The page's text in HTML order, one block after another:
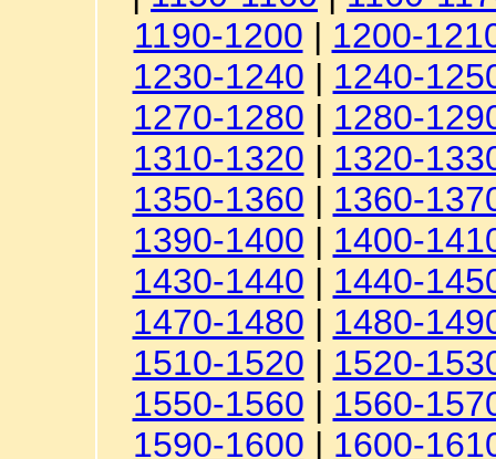
1190-1200 | 1200-
1230-1240 | 1240-
1270-1280 | 1280-
1310-1320 | 1320-
1350-1360 | 1360-
1390-1400 | 1400-
1430-1440 | 1440-
1470-1480 | 1480-
1510-1520 | 1520-
1550-1560 | 1560-
1590-1600 | 1600-